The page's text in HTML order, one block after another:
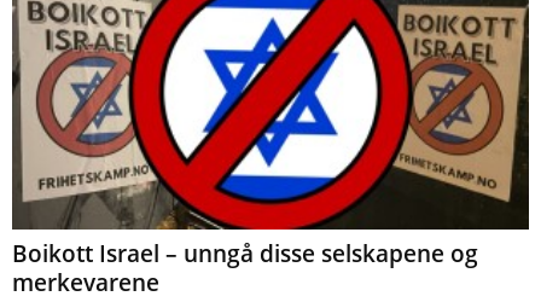
Boikott Israel – unngå disse selskapene og
merkevarene